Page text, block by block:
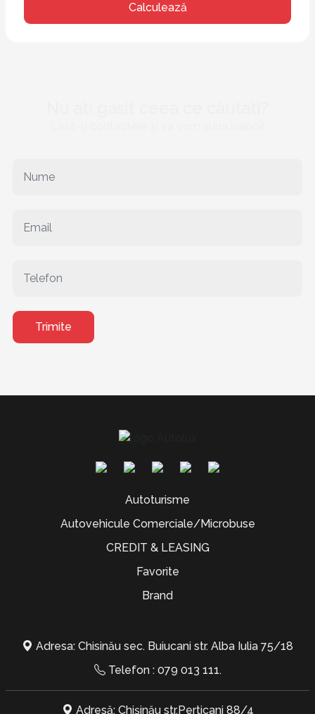
Calculează
Trimite
Autoturisme
Autovehicule Comerciale/Microbuse
CREDIT & LEASING
Favorite
Brand
Adresa: Chisinău sec. Buiucani str. Alba Iulia 75/18
Telefon : 079 013 111.
Adresă: Chișinău str.Perticani 88/4